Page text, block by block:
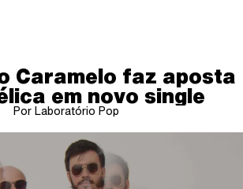
Caramelo faz aposta
em novo single
Por Laboratório Pop